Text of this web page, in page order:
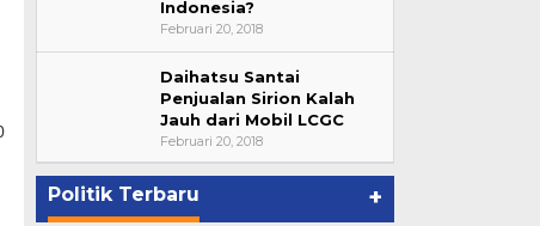
Indonesia?
Februari 20, 2018
Daihatsu Santai
Penjualan Sirion Kalah
Jauh dari Mobil LCGC
Februari 20, 2018
Politik Terbaru +
Bupati Ahmad Hijazi, Hadiri
Paripurna Hasil Penetapan
Paslon Bupati dan Wabup Te…
LEBONG
Januari 29, 2021